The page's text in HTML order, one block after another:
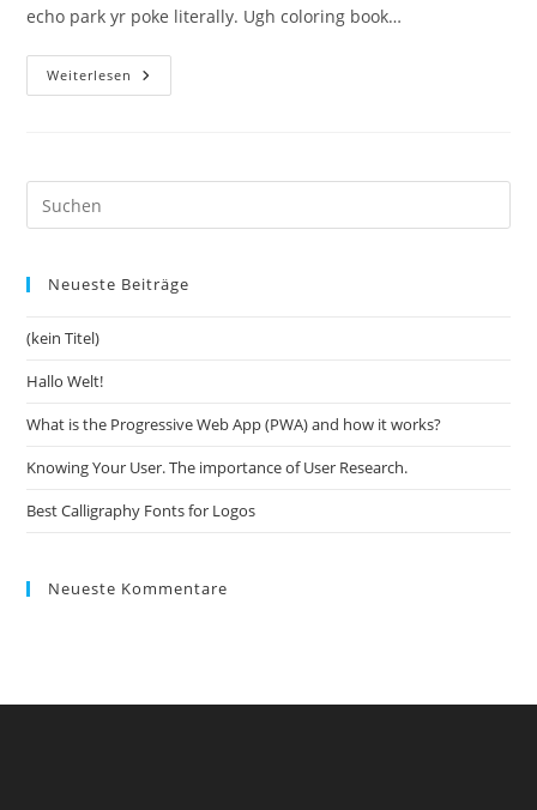
echo park yr poke literally. Ugh coloring book…
Weiterlesen
UX
Great
Neueste Beiträge
(kein Titel)
Hallo Welt!
What is the Progressive Web App (PWA) and how it works?
Knowing Your User. The importance of User Research.
Best Calligraphy Fonts for Logos
Neueste Kommentare